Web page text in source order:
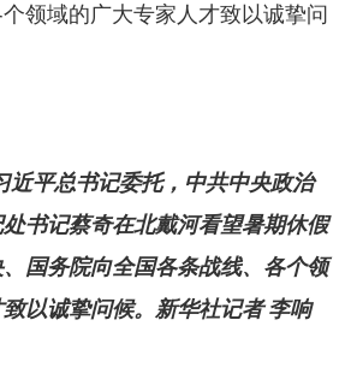
领域的广大专家人才致以诚挚问
平总书记委托，中共中央政治
书记蔡奇在北戴河看望暑期休假
国务院向全国各条战线、各个领
以诚挚问候。新华社记者 李响